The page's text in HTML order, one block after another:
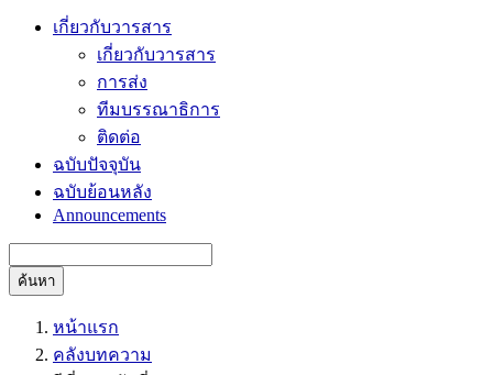
เกี่ยวกับวารสาร
เกี่ยวกับวารสาร
การส่ง
ทีมบรรณาธิการ
ติดต่อ
ฉบับปัจจุบัน
ฉบับย้อนหลัง
Announcements
ค้นหา
หน้าแรก
คลังบทความ